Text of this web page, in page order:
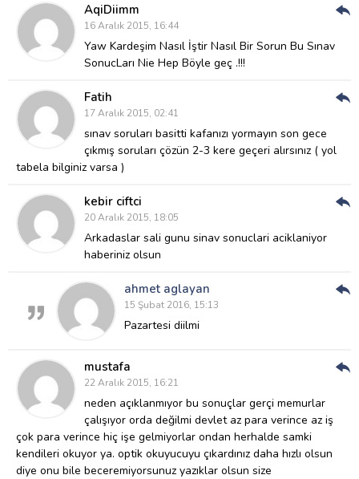
AqiDiimm
16 Aralık 2015, 16:44
Yaw Kardeşim Nasıl İştir Nasıl Bir Sorun Bu Sınav
SonucLarı Nie Hep Böyle geç .!!!
Fatih
17 Aralık 2015, 02:41
sınav soruları basitti kafanızı yormayın son gece
çıkmış soruları çözün 2-3 kere geçeri alırsınız ( yol
tabela bilginiz varsa )
kebir ciftci
20 Aralık 2015, 18:05
Arkadaslar sali gunu sinav sonuclari aciklaniyor
haberiniz olsun
ahmet aglayan
15 Şubat 2016, 15:13
Pazartesi diilmi
mustafa
22 Aralık 2015, 16:21
neden açıklanmıyor bu sonuçlar gerçi memurlar
çalışıyor orda değilmi devlet az para verince az iş
çok para verince hiç işe gelmiyorlar ondan herhalde samki
kendileri okuyor ya. optik okuyucuyu çıkardınız daha hızlı olsun
diye onu bile beceremiyorsunuz yazıklar olsun size